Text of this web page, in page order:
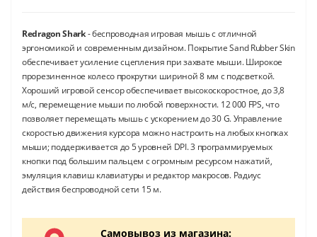
Redragon Shark- беспроводная игровая мышь с отличной
эргономикой и современным дизайном. Покрытие Sand Rubber Skin
обеспечивает усиление сцепления при захвате мыши. Широкое
прорезиненное колесо прокрутки шириной 8 мм с подсветкой.
Хороший игровой сенсор обеспечивает высокоскоростное, до 3,8
м/с, перемещение мыши по любой поверхности. 12 000 FPS, что
позволяет перемещать мышь с ускорением до 30 G. Управление
скоростью движения курсора можно настроить на любых кнопках
мыши; поддерживается до 5 уровней DPI. 3 программируемых
кнопки под большим пальцем с огромным ресурсом нажатий,
эмуляция клавиш клавиатуры и редактор макросов. Радиус
действия беспроводной сети 15 м.
Самовывоз из магазина: